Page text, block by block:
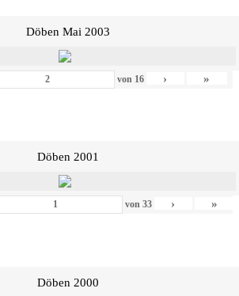
Döben Mai 2003
von 16 › »
Döben 2001
von 33 › »
Döben 2000